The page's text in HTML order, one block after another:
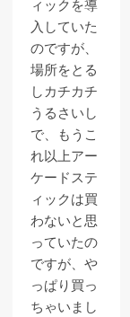
ィックを導
入していた
のですが、
場所をとる
しカチカチ
うるさいし
で、もうこ
れ以上アー
ケードステ
ィックは買
わないと思
っていたの
ですが、や
っぱり買っ
ちゃいまし